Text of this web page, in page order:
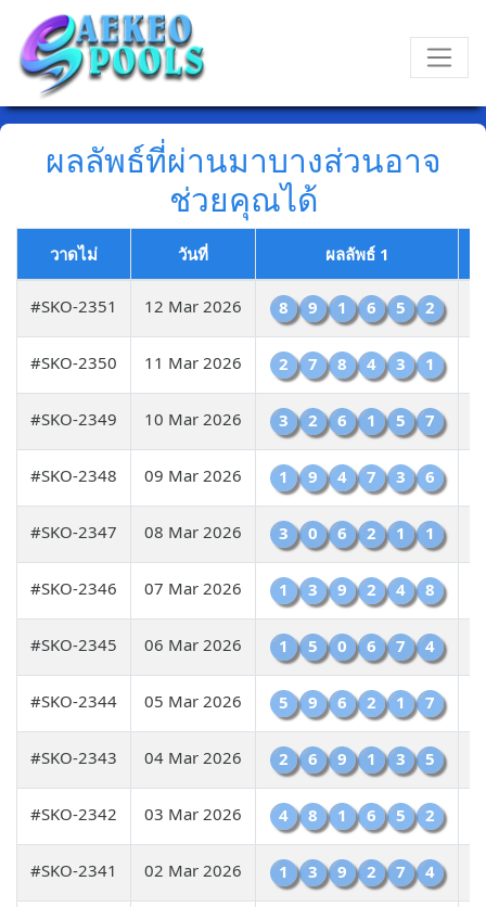
ผลลัพธ์ที่ผ่านมาบางส่วนอาจ
ช่วยคุณได้
วาดไม่ วันที่ ผลลัพธ์ 1
#SKO-2351 12 Mar 2026 8 9 1 6 5 2
#SKO-2350 11 Mar 2026 2 7 8 4 3 1
#SKO-2349 10 Mar 2026 3 2 6 1 5 7
#SKO-2348 09 Mar 2026 1 9 4 7 3 6
#SKO-2347 08 Mar 2026 3 0 6 2 1 1
#SKO-2346 07 Mar 2026 1 3 9 2 4 8
#SKO-2345 06 Mar 2026 1 5 0 6 7 4
#SKO-2344 05 Mar 2026 5 9 6 2 1 7
#SKO-2343 04 Mar 2026 2 6 9 1 3 5
#SKO-2342 03 Mar 2026 4 8 1 6 5 2
#SKO-2341 02 Mar 2026 1 3 9 2 7 4